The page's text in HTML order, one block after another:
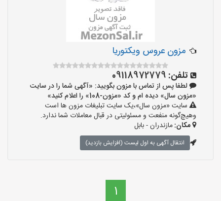
مزون عروس ویکتوریا
تلفن: 09118972779
لطفا پس از تماس با مزون بگویید: «آگهی شما را در سایت
«مزون سال» دیده ام و کد «مزون-108» را اعلام کنید»
سایت «مزون سال»،یک سایت تبلیغات مزون ها است
وهیچ‌گونه منفعت و مسئولیتی در قبال معاملات شما ندارد.
مکان:مازندران - بابل
انتقال آگهی به اول لیست (افزایش بازدید)
1